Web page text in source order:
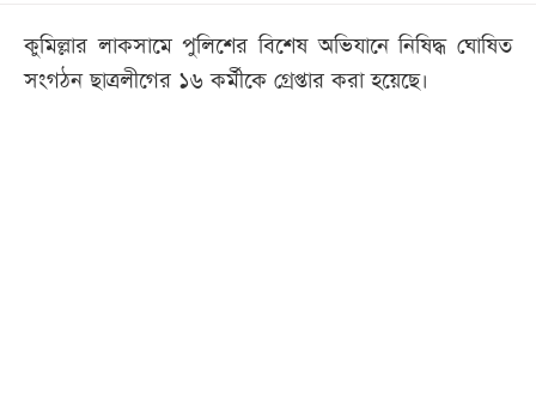
সব
বিভাগ
কুমিল্লার লাকসামে পুলিশের বিশেষ অভিযানে নিষিদ্ধ ঘোষিত
সংগঠন ছাত্রলীগের ১৬ কর্মীকে গ্রেপ্তার করা হয়েছে।